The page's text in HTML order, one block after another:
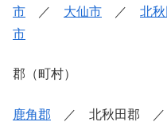
市 ／ 大仙市 ／ 北
市
郡（町村）
鹿角郡 ／ 北秋田郡